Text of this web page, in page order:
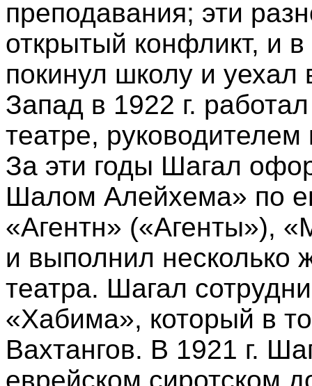
преподавания; эти
открытый конфликт, и
покинул школу и уехал
Запад в 1922 г.
театре,
За эти годы Шагал
Шалом Алейхема» по
«Агентн» («Агенты»),
и выполнил несколько
театра. Шагал
«Хабима», который в
Вахтангов. В 1921 г.